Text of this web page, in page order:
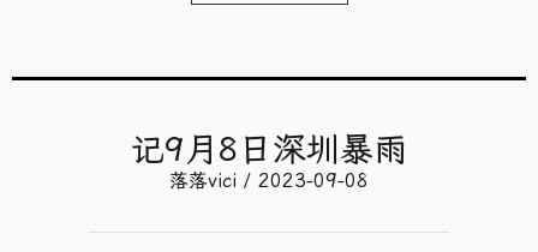
记9月8日深圳暴雨
落落vici / 2023-09-08